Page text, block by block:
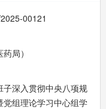
00121
局）
深入贯彻中央八项规
组理论学习中心组学